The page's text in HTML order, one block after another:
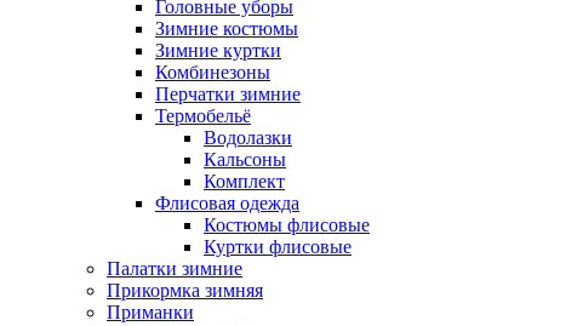
Головные уборы
Зимние костюмы
Зимние куртки
Комбинезоны
Перчатки зимние
Термобельё
Водолазки
Кальсоны
Комплект
Флисовая одежда
Костюмы флисовые
Куртки флисовые
Палатки зимние
Прикормка зимняя
Приманки